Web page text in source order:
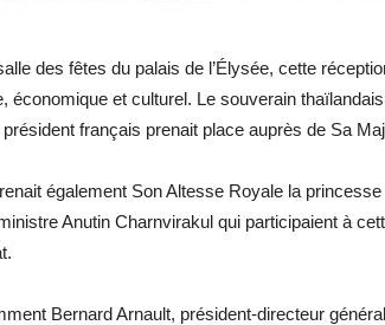
des fêtes du palais de l’Élysée, cette
économique et culturel. Le souverain
français prenait place auprès de Sa
également Son Altesse Royale la
Anutin Charnvirakul qui participaient à
Bernard Arnault, président-directeur